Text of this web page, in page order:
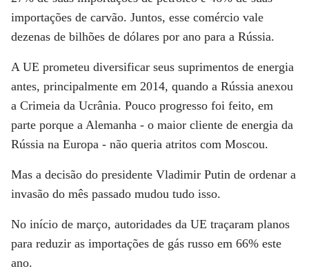
importações de carvão. Juntos, esse comércio vale
dezenas de bilhões de dólares por ano para a Rússia.
A UE prometeu diversificar seus suprimentos de energia
antes, principalmente em 2014, quando a Rússia anexou
a Crimeia da Ucrânia. Pouco progresso foi feito, em
parte porque a Alemanha - o maior cliente de energia da
Rússia na Europa - não queria atritos com Moscou.
Mas a decisão do presidente Vladimir Putin de ordenar a
invasão do mês passado mudou tudo isso.
No início de março, autoridades da UE traçaram planos
para reduzir as importações de gás russo em 66% este
ano.